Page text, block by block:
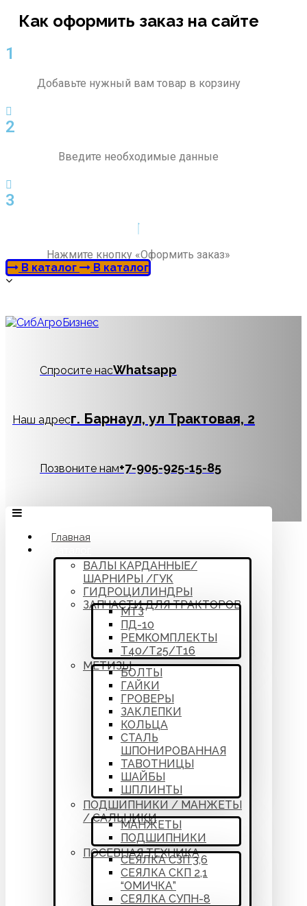
Как оформить заказ на сайте
1
Добавьте нужный вам товар в корзину
2
Введите необходимые данные
3
Нажмите кнопку «Оформить заказ»
В каталог
В каталог
Спросите насWhatsapp
Наш адресг. Барнаул, ул Трактовая, 2
Позвоните нам‪+7-905-925-15-85
Главная
ВАЛЫ КАРДАННЫЕ/
ШАРНИРЫ /ГУК
ГИДРОЦИЛИНДРЫ
ЗАПЧАСТИ ДЛЯ ТРАКТОРОВ
МТЗ
ПД-10
РЕМКОМПЛЕКТЫ
Т40/Т25/Т16
МЕТИЗЫ
БОЛТЫ
ГАЙКИ
ГРОВЕРЫ
ЗАКЛЕПКИ
КОЛЬЦА
СТАЛЬ
ШПОНИРОВАННАЯ
ТАВОТНИЦЫ
ШАЙБЫ
ШПЛИНТЫ
ПОДШИПНИКИ / МАНЖЕТЫ
/ САЛЬНИКИ
МАНЖЕТЫ
ПОДШИПНИКИ
ПОСЕВНАЯ ТЕХНИКА
СЕЯЛКА СЗП 3,6
СЕЯЛКА СКП 2,1
“ОМИЧКА”
СЕЯЛКА СУПН-8